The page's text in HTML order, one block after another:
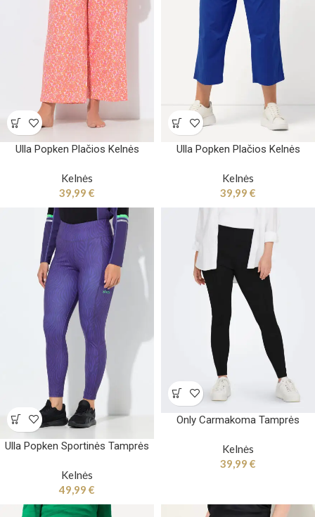
Ulla Popken Plačios Kelnės
Kelnės
39,99 €
Ulla Popken Plačios Kelnės
Kelnės
39,99 €
Ulla Popken Sportinės Tamprės
Kelnės
49,99 €
Only Carmakoma Tamprės
Kelnės
39,99 €